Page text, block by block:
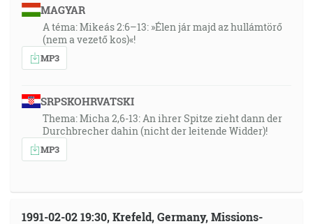
MAGYAR
A téma: Mikeás 2:6–13: »Élen jár majd az hullámtörő
(nem a vezető kos)«!
MP3
SRPSKOHRVATSKI
Thema: Micha 2,6-13: An ihrer Spitze zieht dann der
Durchbrecher dahin (nicht der leitende Widder)!
MP3
1991-02-02 19:30, Krefeld, Germany, Missions-